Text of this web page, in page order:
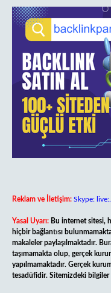
Reklam ve İletişim: Skype:
Yasal Uyarı: Bu internet sitesi,
hiçbir bağlantısı
makaleler paylaşılmaktadır.
taşımamakta olup, gerçek
yapılmamaktadır. Gerçek
tesadüfidir. Sitemizdeki bilgiler